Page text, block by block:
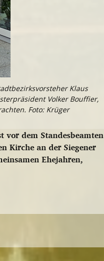
Klaus
Volker Bouffier,
Foto: Krüger
dem Standesbeamten
Kirche an der Siegener
Ehejahren,